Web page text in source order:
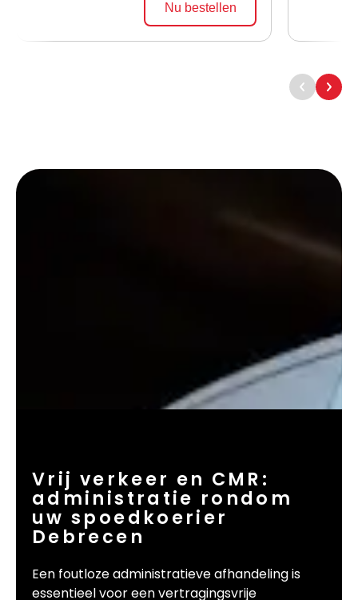
Nu bestellen
Vrij verkeer en CMR:
administratie rondom
uw spoedkoerier
Debrecen
Een foutloze administratieve afhandeling is
essentieel voor een vertragingsvrije